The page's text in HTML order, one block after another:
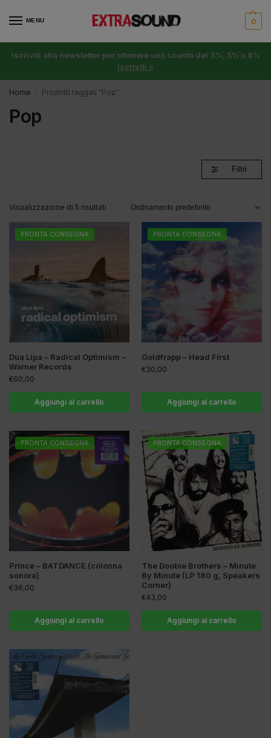
MENU 0
Iscriviti alla newsletter per ottenere uno sconto del 3%, 5% o 8%
Iscriviti >
Home Prodotti taggati “Pop”
Pop
Filtri
Visualizzazione di 5 risultati
PRONTA CONSEGNA
Dua Lipa – Radical Optimism –
Warner Records
€60,00
Aggiungi al carrello
PRONTA CONSEGNA
Goldfrapp – Head First
€30,00
Aggiungi al carrello
PRONTA CONSEGNA
Prince – BATDANCE (colonna
sonora)
€36,00
Aggiungi al carrello
PRONTA CONSEGNA
The Doobie Brothers – Minute
By Minute (LP 180 g, Speakers
Corner)
€43,00
Aggiungi al carrello